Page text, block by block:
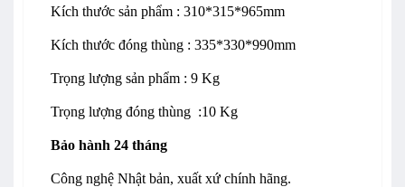
Kích thước sản phẩm : 310*315*965mm
Kích thước đóng thùng : 335*330*990mm
Trọng lượng sản phẩm : 9 Kg
Trọng lượng đóng thùng :10 Kg
Bảo hành 24 tháng
Công nghệ Nhật bản, xuất xứ chính hãng.